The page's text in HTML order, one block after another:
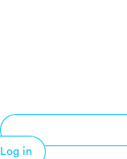
Log in